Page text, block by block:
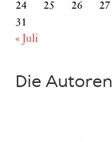
24
25 26 27
31
« Juli
Die Autoren